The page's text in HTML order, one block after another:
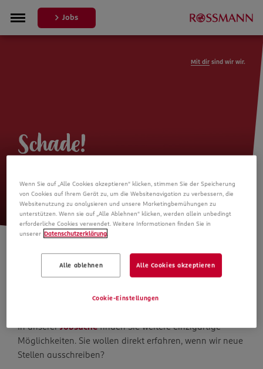
Jobs
Mit dir sind wir wir.
Schade!
mehr verfügbar
Die Suche geht weiter
In unsererJobsuchefinden Sie weitere einzigartige
Möglichkeiten. Sie wollen direkt erfahren, wenn wir neue
Stellen ausschreiben?
Wenn Sie auf „Alle Cookies akzeptieren“ klicken, stimmen Sie der Speicherung
von Cookies auf Ihrem Gerät zu, um die Websitenavigation zu verbessern, die
Websitenutzung zu analysieren und unsere Marketingbemühungen zu
unterstützen. Wenn sie auf „Alle Ablehnen“ klicken, werden allein unbedingt
erforderliche Cookies verwendet. Weitere Informationen finden Sie in
unserer Datenschutzerklärung
Alle ablehnen Alle Cookies akzeptieren
Cookie-Einstellungen